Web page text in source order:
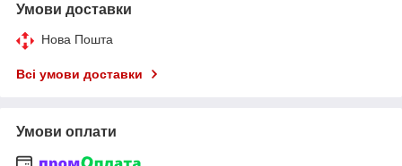
Умови доставки
Нова Пошта
Всі умови доставки
Умови оплати